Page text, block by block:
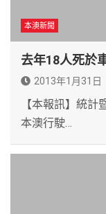
本澳新聞
去年18人死於
2013年1月31日
【本報訊】統計
本澳行駛…